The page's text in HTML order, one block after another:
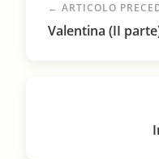
← ARTICOLO
Valentina (II